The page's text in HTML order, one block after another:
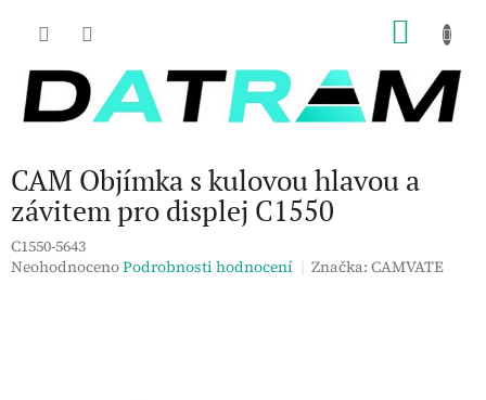
CAM Objímka s kulovou hlavou a
závitem pro displej C1550
C1550-5643
Průměrné
NeohodnocenoPodrobnosti hodnocení Značka:CAMVATE